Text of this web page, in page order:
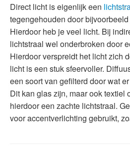
Direct licht is eigenlijk een
tegengehouden door
Hierdoor heb je veel licht. Bij
lichtstraal wel onderbroken door
Hierdoor verspreidt het licht zich
licht is een stuk sfeervoller.
een soort van gefilterd door wat
Dit kan glas zijn, maar ook textiel
hierdoor een zachte lichtstraal.
voor accentverlichting gebruikt,